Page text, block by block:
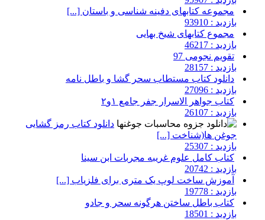
مجموعه کتابهای دفینه شناسی و باستان [...]
بازدید : 93910
مجموع کتابهای شیخ بهایی
بازدید : 46217
تقویم نجومی 97
بازدید : 28157
دانلود کتاب مستطاب سحر گشا و باطل نامه
بازدید : 27096
کتاب جواهر الاسرار جفر جامع ۱و۲
بازدید : 26107
دانلود کتاب رمز گشایی
جوغن ها(شناخت [...]
بازدید : 25307
کتاب کامل علوم غریبه مجربات ابن سینا
بازدید : 20742
آموزش ساخت لوپ یک متری برای فلزیاب [...]
بازدید : 19778
کتاب باطل ساختن هرگونه سحر و جادو
بازدید : 18501